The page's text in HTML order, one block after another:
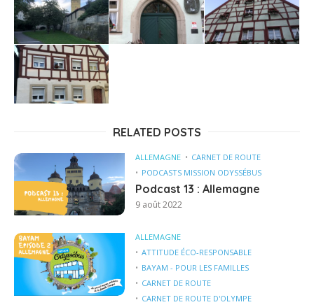
RELATED POSTS
ALLEMAGNE
CARNET DE ROUTE
PODCASTS MISSION ODYSSÉBUS
Podcast 13 : Allemagne
9 août 2022
ALLEMAGNE
ATTITUDE ÉCO-RESPONSABLE
BAYAM - POUR LES FAMILLES
CARNET DE ROUTE
CARNET DE ROUTE D'OLYMPE